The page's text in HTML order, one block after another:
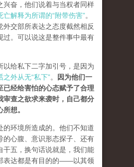
兴奋，他们说着与当权者同样
亡解释为所谓的“附带伤害”。
外交部所表达之态度截然相反
过。可以说这是整件事中最有
以给私下二字加引号，是因为
外从无“私下”。
因为他们一
已经给害怕的心态赋予了合理
审查之欲求来袭时，自己都分
想。
的环境所造成的。他们不知道
的心腹、意识形态探子、还有
干五，换句话说就是，我们能
表达都是有目的的——以其领